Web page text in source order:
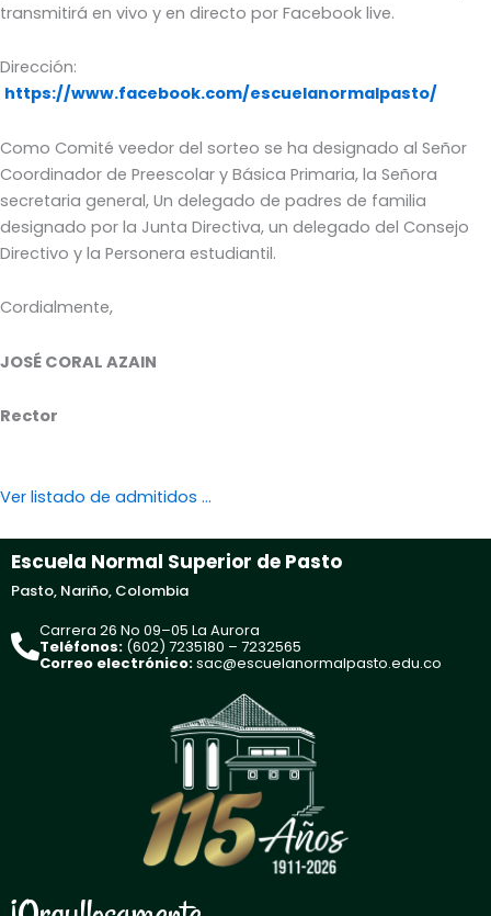
transmitirá en vivo y en directo por Facebook live.
Dirección:
https://www.facebook.com/escuelanormalpasto/
Como Comité veedor del sorteo se ha designado al Señor
Coordinador de Preescolar y Básica Primaria, la Señora
secretaria general, Un delegado de padres de familia
designado por la Junta Directiva, un delegado del Consejo
Directivo y la Personera estudiantil.
Cordialmente,
JOSÉ CORAL AZAIN
Rector
Ver listado de admitidos …
Escuela Normal Superior de Pasto
Pasto, Nariño, Colombia
Carrera 26 No 09–05 La Aurora
Teléfonos: (602) 7235180 – 7232565
Correo electrónico:sac@escuelanormalpasto.edu.co